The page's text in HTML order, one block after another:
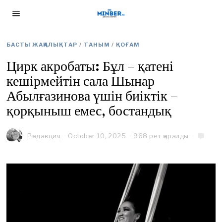
БАСТЫ ЖАҢАЛЫҚТАР / ТАНЫМ / ҚОҒАМ
Цирк акробаты: Бұл – қатені
кешірмейтін сала Шынар
Абылғазинова үшін биіктік –
қорқыныш емес, бостандық
Редакция October 10, 2025
o
b
e
r
1
0
,
968 рет қаралды